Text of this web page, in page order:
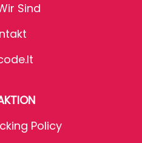
Sind
Policy